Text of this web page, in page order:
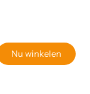
Nu winkelen